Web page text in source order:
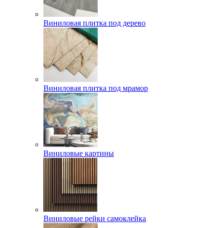
Виниловая плитка под дерево
Виниловая плитка под мрамор
Виниловые картины
Виниловые рейки самоклейка